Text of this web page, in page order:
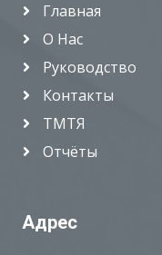
Главная
О Нас
Руководство
Контакты
ТМТЯ
Отчёты
Адрес